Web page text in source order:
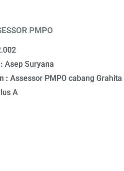
PMPO
:Asep Suryana
:Assessor PMPO cabang
A